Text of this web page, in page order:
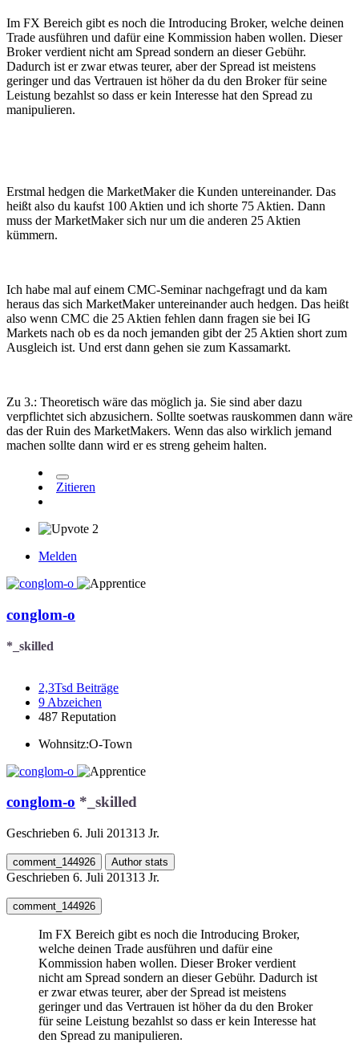
Im FX Bereich gibt es noch die Introducing Broker, welche deinen
Trade ausführen und dafür eine Kommission haben wollen. Dieser
Broker verdient nicht am Spread sondern an dieser Gebühr.
Dadurch ist er zwar etwas teurer, aber der Spread ist meistens
geringer und das Vertrauen ist höher da du den Broker für seine
Leistung bezahlst so dass er kein Interesse hat den Spread zu
manipulieren.
Erstmal hedgen die MarketMaker die Kunden untereinander. Das
heißt also du kaufst 100 Aktien und ich shorte 75 Aktien. Dann
muss der MarketMaker sich nur um die anderen 25 Aktien
kümmern.
Ich habe mal auf einem CMC-Seminar nachgefragt und da kam
heraus das sich MarketMaker untereinander auch hedgen. Das heißt
also wenn CMC die 25 Aktien fehlen dann fragen sie bei IG
Markets nach ob es da noch jemanden gibt der 25 Aktien short zum
Ausgleich ist. Und erst dann gehen sie zum Kassamarkt.
Zu 3.: Theoretisch wäre das möglich ja. Sie sind aber dazu
verpflichtet sich abzusichern. Sollte soetwas rauskommen dann wäre
das der Ruin des MarketMakers. Wenn das also wirklich jemand
machen sollte dann wird er es streng geheim halten.
Zitieren
2
Melden
conglom-o
*_skilled
2,3Tsd Beiträge
9 Abzeichen
487 Reputation
Wohnsitz:O-Town
conglom-o *_skilled
Geschrieben 6. Juli 201313 Jr.
comment_144926 Author stats
Geschrieben 6. Juli 201313 Jr.
comment_144926
Im FX Bereich gibt es noch die Introducing Broker,
welche deinen Trade ausführen und dafür eine
Kommission haben wollen. Dieser Broker verdient
nicht am Spread sondern an dieser Gebühr. Dadurch ist
er zwar etwas teurer, aber der Spread ist meistens
geringer und das Vertrauen ist höher da du den Broker
für seine Leistung bezahlst so dass er kein Interesse hat
den Spread zu manipulieren.